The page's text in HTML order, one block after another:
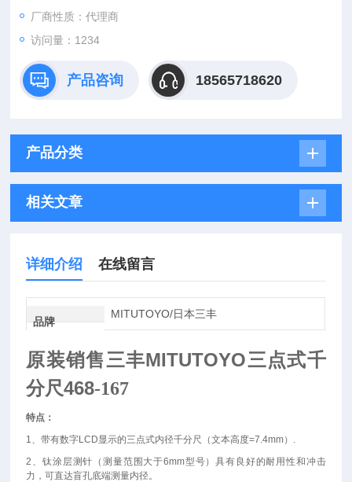
厂商性质：代理商
访问量：1234
产品咨询 18565718620
产品分类
相关文章
详细介绍 在线留言
品牌
MITUTOYO/日本三丰
原装销售三丰MITUTOYO三点式千
分尺468-167
特点：
1、带有数字LCD显示的三点式内径千分尺（文本高度=7.4mm） .
2 、钛涂层测针（测量范围大于6mm型号）具有良好的耐用性和冲击
力，可直达盲孔底端测量内径。